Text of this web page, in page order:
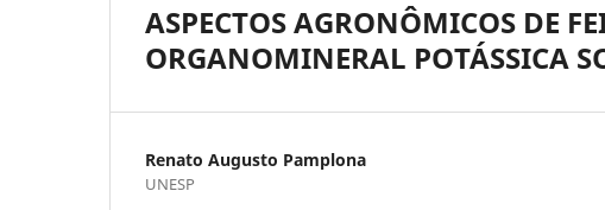
ASPECTOS AGRONÔMICOS DE
ORGANOMINERAL POTÁSSICA
Renato Augusto Pamplona
UNESP